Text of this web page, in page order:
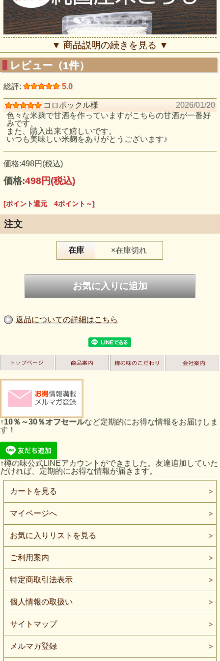
▼ 商品説明の続きを見る ▼
レビュー（1件）
総評: 5.0
コロポックル様
2026/01/20
色々な米麹で甘酒を作っていますがこちらの甘酒が一番好
みです、
また、購入出来て嬉しいです。
いつも美味しい米麹をありがとうございます♪
価格:498円(税込)
価格:498円(税込)
[ポイント還元 4ポイント～]
注文
在庫 ×在庫切れ
返品についての詳細はこちら
↑10％～30％オフセールなど定期的にお得な情報をお届けしま
す！
↑樽の味公式LINEアカウントができました。友達追加していた
だければ、定期的にお得な情報が届きます。
カートを見る
マイページへ
お気に入りリストを見る
ご利用案内
特定商取引法表示
個人情報の取扱い
サイトマップ
メルマガ登録